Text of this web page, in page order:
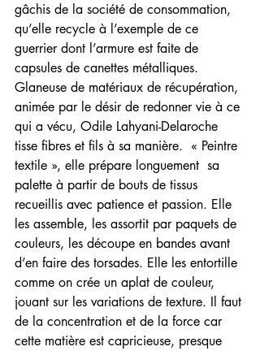
gâchis de la société de consommation,
qu’elle recycle à l’exemple de ce
guerrier dont l’armure est faite de
capsules de canettes métalliques.
Glaneuse de matériaux de récupération,
animée par le désir de redonner vie à ce
qui a vécu, Odile Lahyani-Delaroche
tisse fibres et fils à sa manière.  « Peintre
textile », elle prépare longuement  sa
palette à partir de bouts de tissus
recueillis avec patience et passion. Elle
les assemble, les assortit par paquets de
couleurs, les découpe en bandes avant
d’en faire des torsades. Elle les entortille
comme on crée un aplat de couleur,
jouant sur les variations de texture. Il faut
de la concentration et de la force car
cette matière est capricieuse, presque